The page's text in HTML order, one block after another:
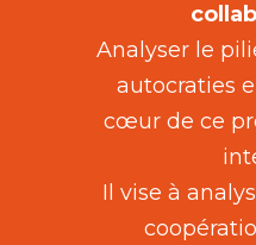
Analyser le
autocraties
cœur de ce
Il vise à